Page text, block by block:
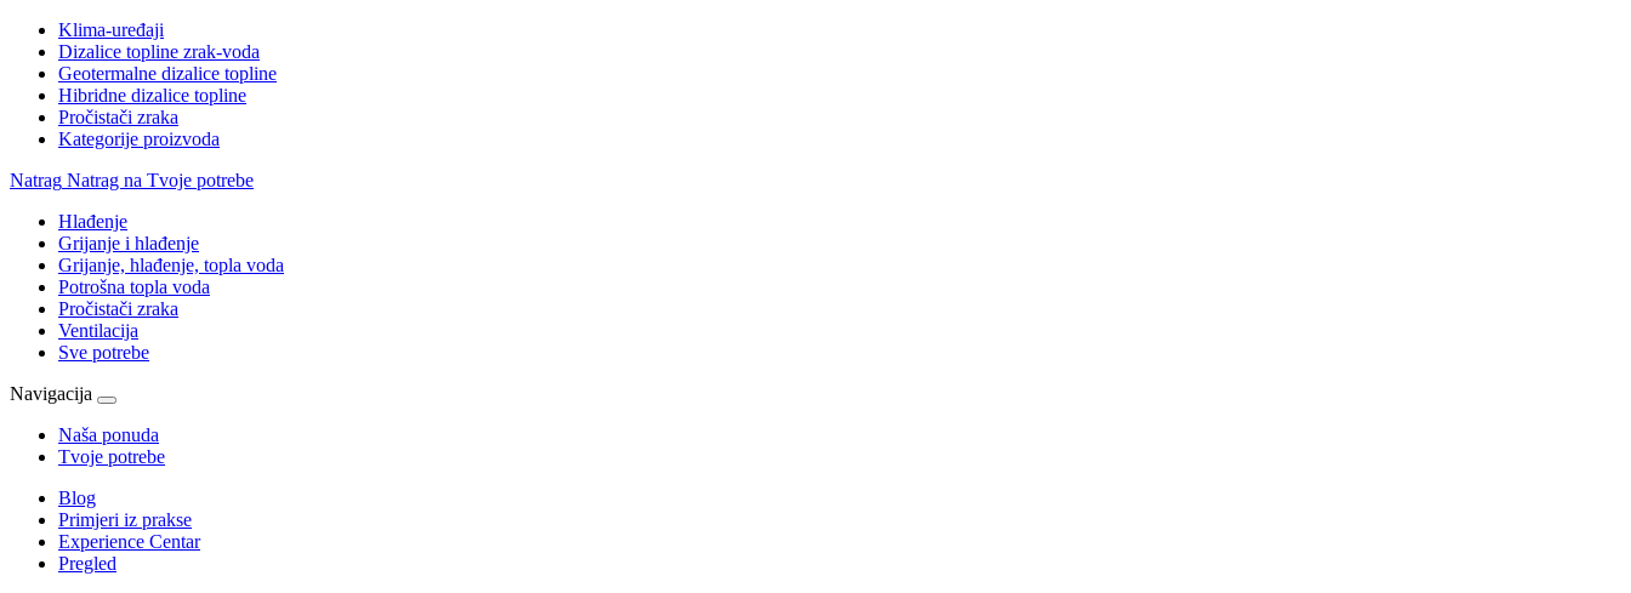
Klima-uređaji
Dizalice topline zrak-voda
Geotermalne dizalice topline
Hibridne dizalice topline
Pročistači zraka
Kategorije proizvoda
Natrag Natrag na Tvoje potrebe
Hlađenje
Grijanje i hlađenje
Grijanje, hlađenje, topla voda
Potrošna topla voda
Pročistači zraka
Ventilacija
Sve potrebe
Navigacija
Naša ponuda
Tvoje potrebe
Blog
Primjeri iz prakse
Experience Centar
Pregled